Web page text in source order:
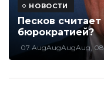
НОВОСТИ
Песков
бюрократией?
07 AugAugAugAug,